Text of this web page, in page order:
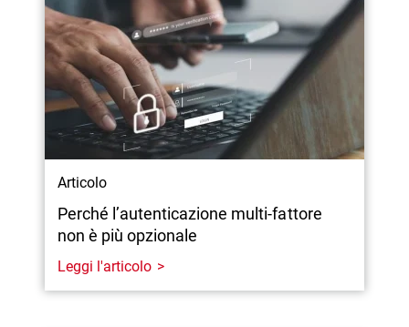
Articolo
Perché l’autenticazione multi-fattore
non è più opzionale
Leggi l'articolo